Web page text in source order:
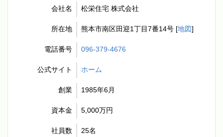
会社名 松栄住宅 株式会社
所在地 熊本市南区田迎1丁目7番14号 [地図 ]
電話番号 096-379-4676
公式サイト ホーム
創業 1985年6月
資本金 5,000万円
社員数 25名